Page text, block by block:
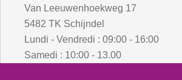
Van Leeuwenhoekweg 17
5482 TK Schijndel
Lundi - Vendredi : 09:00 - 16:00
Samedi : 10:00 - 13.00